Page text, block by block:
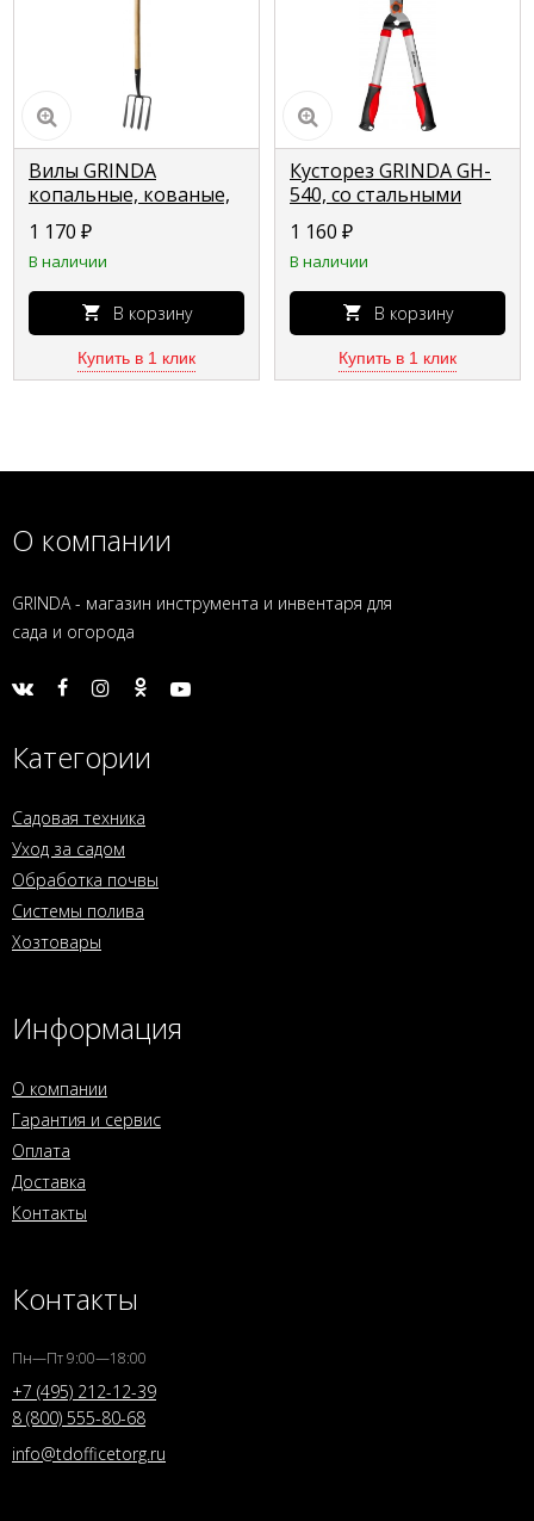
Вилы GRINDA
копальные, кованые,
четырёхрогие, с
деревянным
черенком,
180х220х1300 мм
1 170 ₽
В наличии
В корзину
Купить в 1 клик
Кусторез GRINDA GH-
540, со стальными
рукоятками, 540 мм
40253_z02
1 160 ₽
В наличии
В корзину
Купить в 1 клик
О компании
GRINDA - магазин инструмента и инвентаря для
сада и огорода
Категории
Садовая техника
Уход за садом
Обработка почвы
Системы полива
Хозтовары
Информация
О компании
Гарантия и сервис
Оплата
Доставка
Контакты
Контакты
Пн—Пт 9:00—18:00
+7 (495) 212-12-39
8 (800) 555-80-68
info@tdofficetorg.ru